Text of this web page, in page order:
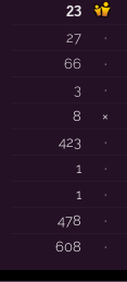
23
27
·
66
·
3
·
8
×
423
·
1
·
1
·
478 ·
608
·